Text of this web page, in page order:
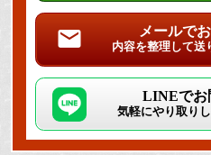
メールで
内容を整理して送
LINEでお
気軽にやり取り